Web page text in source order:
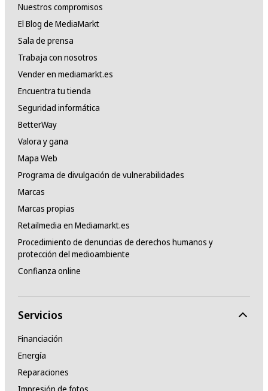
Nuestros compromisos
El Blog de MediaMarkt
Sala de prensa
Trabaja con nosotros
Vender en mediamarkt.es
Encuentra tu tienda
Seguridad informática
BetterWay
Valora y gana
Mapa Web
Programa de divulgación de vulnerabilidades
Marcas
Marcas propias
Retailmedia en Mediamarkt.es
Procedimiento de denuncias de derechos humanos y
protección del medioambiente
Confianza online
Servicios
Financiación
Energía
Reparaciones
Impresión de fotos